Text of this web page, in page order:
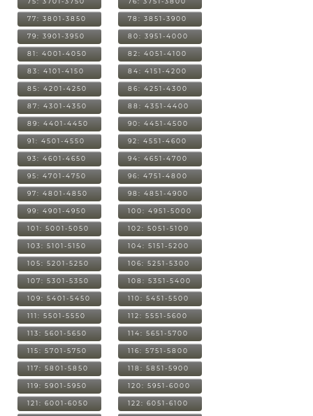
77: 3801-3850 78: 3851-3900
79: 3901-3950 80: 3951-4000
81: 4001-4050 82: 4051-4100
83: 4101-4150 84: 4151-4200
85: 4201-4250 86: 4251-4300
87: 4301-4350 88: 4351-4400
89: 4401-4450 90: 4451-4500
91: 4501-4550 92: 4551-4600
93: 4601-4650 94: 4651-4700
95: 4701-4750 96: 4751-4800
97: 4801-4850 98: 4851-4900
99: 4901-4950 100: 4951-5000
101: 5001-5050 102: 5051-5100
103: 5101-5150 104: 5151-5200
105: 5201-5250 106: 5251-5300
107: 5301-5350 108: 5351-5400
109: 5401-5450 110: 5451-5500
111: 5501-5550 112: 5551-5600
113: 5601-5650 114: 5651-5700
115: 5701-5750 116: 5751-5800
117: 5801-5850 118: 5851-5900
119: 5901-5950 120: 5951-6000
121: 6001-6050 122: 6051-6100